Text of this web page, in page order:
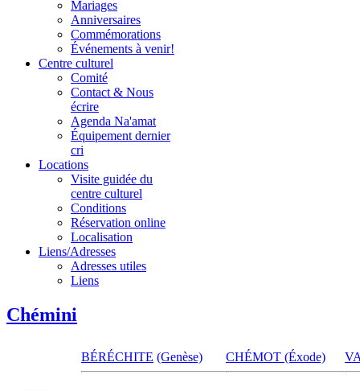
Mariages
Anniversaires
Commémorations
Événements à venir!
Centre culturel
Comité
Contact & Nous
écrire
Agenda Na'amat
Équipement dernier
cri
Locations
Visite guidée du
centre culturel
Conditions
Réservation online
Localisation
Liens/Adresses
Adresses utiles
Liens
Chémini
BÉRÉCHITE (Genèse) CHÉMOT (Éxode)